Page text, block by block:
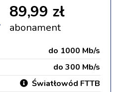
89,99 zł
abonament
do 1000 Mb/s
do 300 Mb/s
Światłowód FTTB